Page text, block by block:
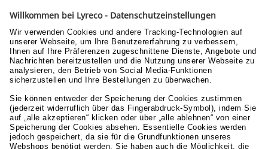
Ihre Vorteile
Schnelle Lieferung
in 1-2 Arbeitstagen & versandkostenfrei ab 74,95 €
Sichere Zahlungsarten
Rechnung oder Kreditkarte